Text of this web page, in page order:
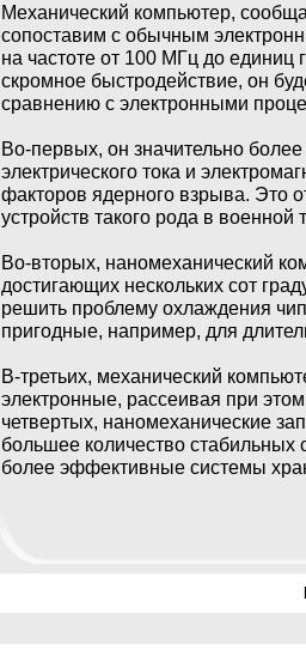
Механический компьютер,
сопоставим с обычным
на частоте от 100 МГц до единиц
скромное быстродействие, он
сравнению с электронными
Во-первых, он значительно
электрического тока и
факторов ядерного взрыва. Это
устройств такого рода в военной
Во-вторых, наномеханический
достигающих нескольких сот
решить проблему охлаждения
пригодные, например, для
В-третьих, механический
электронные, рассеивая при
четвертых, наномеханические
большее количество стабильных
более эффективные системы